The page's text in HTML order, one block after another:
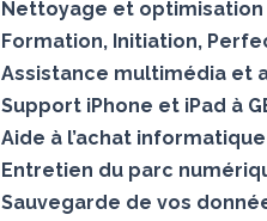
Nettoyage et optimisation
Formation, Initiation,
Assistance multimédia et
Support iPhone et iPad à
Aide à l’achat informatique
Entretien du parc numérique
Sauvegarde de vos